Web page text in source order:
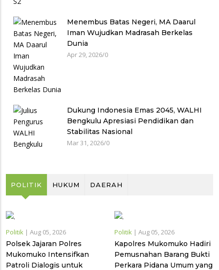
Menembus Batas Negeri, MA Daarul
Iman Wujudkan Madrasah Berkelas
Dunia
Apr 29, 2026/0
Dukung Indonesia Emas 2045, WALHI
Bengkulu Apresiasi Pendidikan dan
Stabilitas Nasional
Mar 31, 2026/0
POLITIK HUKUM DAERAH
Politik | Aug 05, 2026
Polsek Jajaran Polres
Mukomuko Intensifkan
Patroli Dialogis untuk
Politik | Aug 05, 2026
Kapolres Mukomuko Hadiri
Pemusnahan Barang Bukti
Perkara Pidana Umum yang